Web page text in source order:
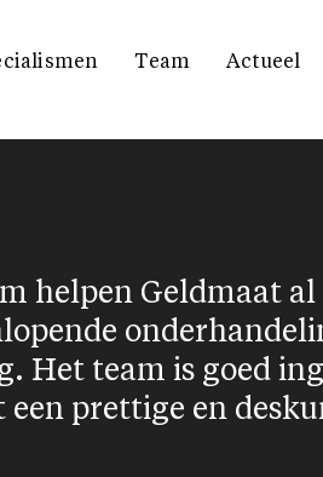
Team Actueel
helpen Geldmaat
Het team is goed
prettige en